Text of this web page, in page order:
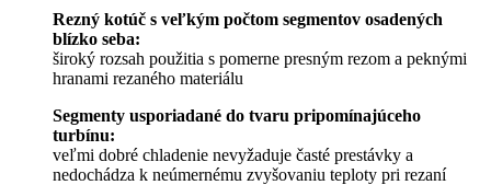
Rezný kotúč s veľkým počtom segmentov osadených
blízko seba:
široký rozsah použitia s pomerne presným rezom a peknými
hranami rezaného materiálu
Segmenty usporiadané do tvaru pripomínajúceho
turbínu:
veľmi dobré chladenie nevyžaduje časté prestávky a
nedochádza k neúmernému zvyšovaniu teploty pri rezaní